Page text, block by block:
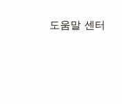
도움말 센터